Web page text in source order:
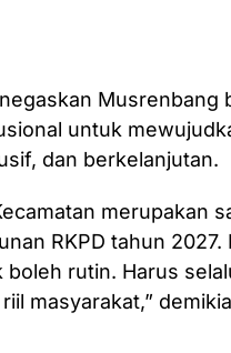
Musrenbang
untuk
dan berkelanjutan.
merupakan
RKPD tahun
boleh rutin. Harus
masyarakat,”